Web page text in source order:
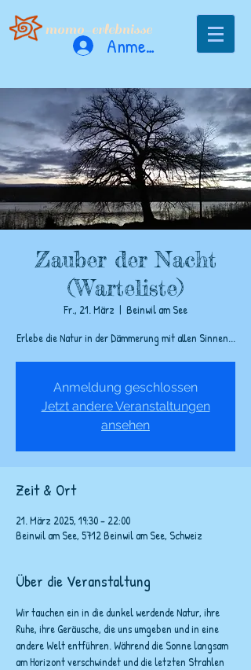
momo-erlebnisse
Anmelden
Zauber der Nacht
(Warteliste)
Fr., 21. März
  |
Beinwil am See
Erlebe die Natur in der Dämmerung mit allen Sinnen...
Anmeldung geschlossen
Jetzt andere Veranstaltungen
ansehen
Zeit & Ort
21. März 2025, 19:30 – 22:00
Beinwil am See, 5712 Beinwil am See, Schweiz
Über die Veranstaltung
Wir tauchen ein in die dunkel werdende Natur, ihre
Ruhe, ihre Geräusche, die uns umgeben und in eine
andere Welt entführen. Während die Sonne langsam
am Horizont verschwindet und die letzten Strahlen